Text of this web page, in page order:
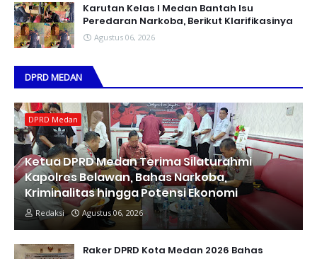
Karutan Kelas I Medan Bantah Isu
Peredaran Narkoba, Berikut Klarifikasinya
Agustus 06, 2026
DPRD MEDAN
DPRD Medan
Ketua DPRD Medan Terima Silaturahmi
Kapolres Belawan, Bahas Narkoba,
Kriminalitas hingga Potensi Ekonomi
Redaksi Agustus 06, 2026
Raker DPRD Kota Medan 2026 Bahas